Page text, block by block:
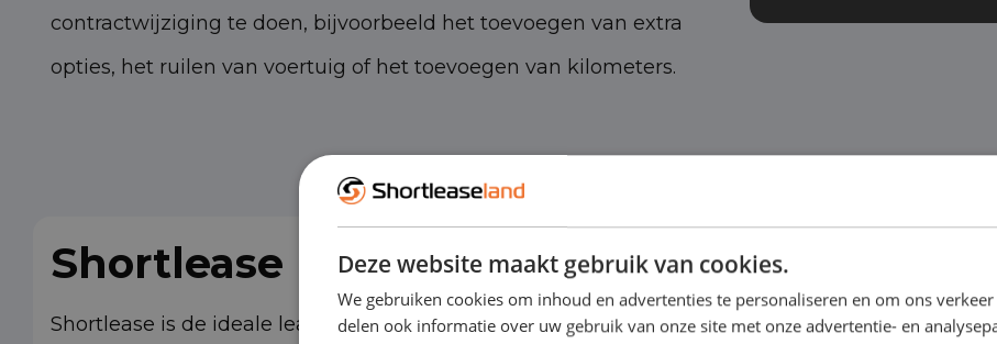
contractwijziging te doen, bijvoorbeeld het toevoegen van extra
opties, het ruilen van voertuig of het toevoegen van kilometers.
Shortlease (1-24 mnd)
Shortlease is de ideale leasevorm als je voor een kortere periode
mnd)
Deze website maakt gebruik van cookies.
We gebruiken cookies om inhoud en advertenties te personaliseren en om ons
delen ook informatie over uw gebruik van onze site met onze advertentie- en